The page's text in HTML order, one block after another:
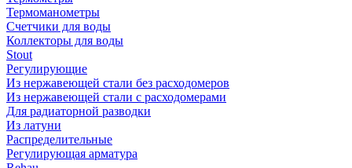
Термоманометры
Счетчики для воды
Коллекторы для воды
Stout
Регулирующие
Из нержавеющей стали без расходомеров
Из нержавеющей стали с расходомерами
Для радиаторной разводки
Из латуни
Распределительные
Регулирующая арматура